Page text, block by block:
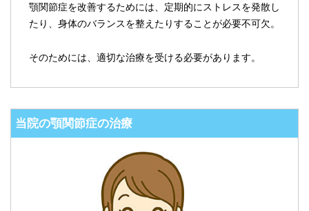
顎関節症を改善するためには、定期的にストレスを発散し
たり、身体のバランスを整えたりすることが必要不可欠。
そのためには、適切な治療を受ける必要があります。
当院の顎関節症の治療